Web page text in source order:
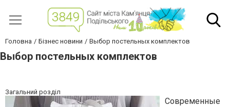
Головна Бізнес новини Выбор постельных комплектов
Выбор постельных комплектов
Загальний розділ
Современные